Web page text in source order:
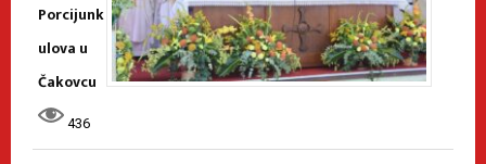
Porcijunk
ulova u
Čakovcu
436